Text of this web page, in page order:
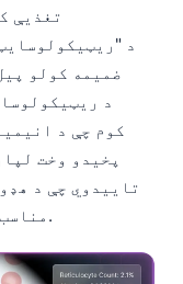
تغذیې
پخیدو وخت
مناسب بیا تولیدي غبرګون رامینځته کوي.